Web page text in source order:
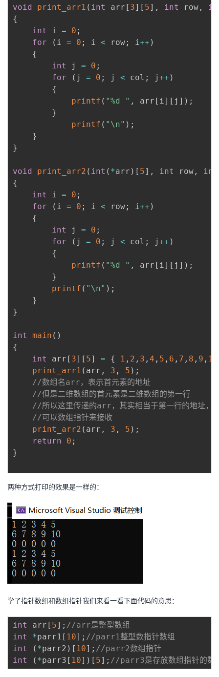
void
print_arr1 ( int arr [ 3] [ 5] , int row ,
{
int
i = 0 ;
for
( i = 0 ; i < row; i ++ )
{
int
j = 0 ;
for
( j = 0 ; j < col ; j ++ )
{
printf ( "%d " , arr [ i ] [ j ] ) ;
}
printf ( "\n" ) ;
}
}
void print_arr2 ( int ( *arr ) [ 5] , int row , int
{
int
i = 0 ;
for
( i = 0 ; i < row; i ++ )
{
int
j = 0 ;
for
( j = 0 ; j < col ; j ++ )
{
printf ( "%d " , arr [ i ] [ j ] ) ;
}
printf ( "\n" ) ;
}
}
int main ( )
{
int
arr [ 3] [ 5] = { 1 , 2 , 3 , 4 , 5 , 6 , 7 , 8 , 9 , 10
print_arr1 ( arr , 3 , 5 ) ;
//数组名arr，表示首元素的地址
//但是二维数组的首元素是二维数组的第一行
//所以这里传递的arr，其实相当于第一行的地址，
//可以数组指针来接收
print_arr2 ( arr , 3 , 5 ) ;
return
0 ;
}
两种方式打印的效果是一样的：
学了指针数组和数组指针我们来看一看下面代码的意思：
int arr [ 5] ; //arr是整型数组
int
*parr1 [ 10] ; //parr1整型数指针数组
int
( *parr2 ) [ 10] ; //parr2数组指针
int
( *parr3 [ 10] ) [ 5] ; //parr3是存放数组指针的数